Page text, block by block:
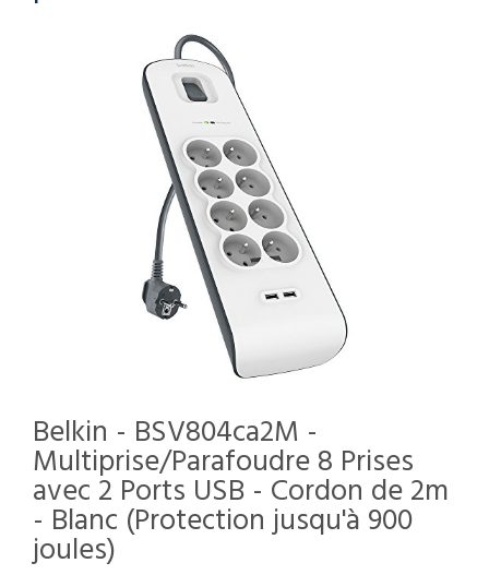
Belkin - BSV804ca2M -
Multiprise/Parafoudre 8 Prises
avec 2 Ports USB - Cordon de 2m
- Blanc (Protection jusqu'à 900
joules)